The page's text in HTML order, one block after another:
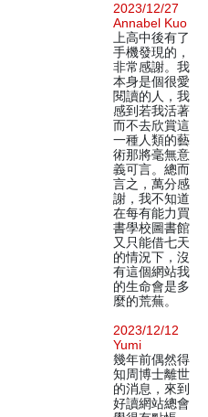
2023/12/27
Annabel Kuo
上高中後有了
手機發現的，
非常感謝。我
本身是個很愛
閱讀的人，我
感到若我活著
而不去欣賞這
一種人類的藝
術那將毫無意
義可言。總而
言之，萬分感
謝，我不知道
在每有能力買
書學校圖書館
又只能借七天
的情況下，沒
有這個網站我
的生命會是多
麼的荒蕪。
2023/12/12
Yumi
幾年前偶然得
知周博士離世
的消息，來到
好讀網站總會